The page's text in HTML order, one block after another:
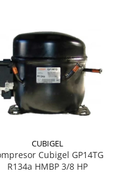
CUBIGEL
Cubigel GP14TG
R134a HMBP 3/8 HP